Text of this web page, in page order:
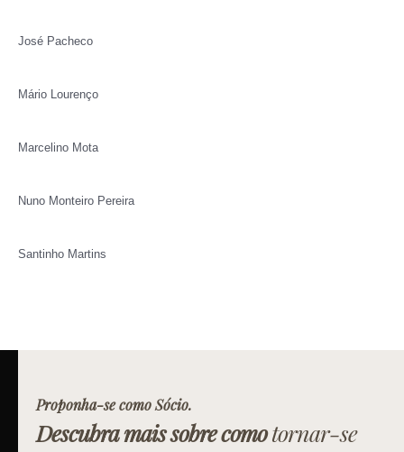
José Pacheco
Mário Lourenço
Marcelino Mota
Nuno Monteiro Pereira
Santinho Martins
Proponha-se como Sócio.
Descubra mais sobre comotornar-se